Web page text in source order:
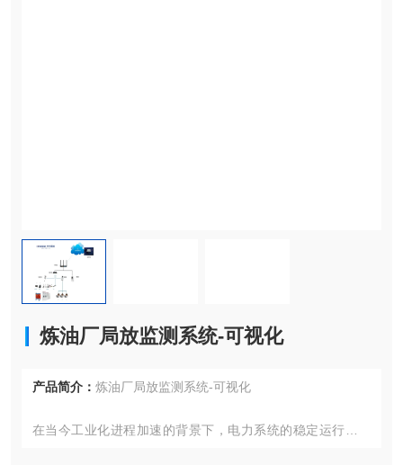
炼油厂局放监测系统-可视化
产品简介： 炼油厂局放监测系统-可视化
在当今工业化进程加速的背景下，电力系统的稳定运行已成